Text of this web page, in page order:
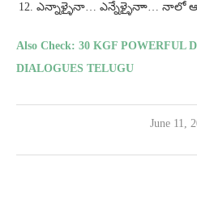
ఎన్నాళ్ళైనా… ఎన్నేళ్ళైనాా… నాలో
Also Check: 30 KGF POWERFUL
DIALOGUES TELUGU
June 11,